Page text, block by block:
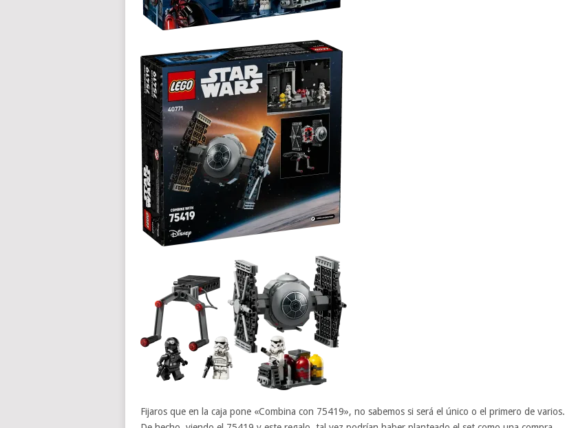
Fijaros que en la caja pone «Combina con 75419», no sabemos si será el único o el primero de varios.